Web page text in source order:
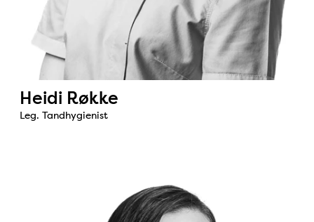
Heidi Røkke
Leg. Tandhygienist